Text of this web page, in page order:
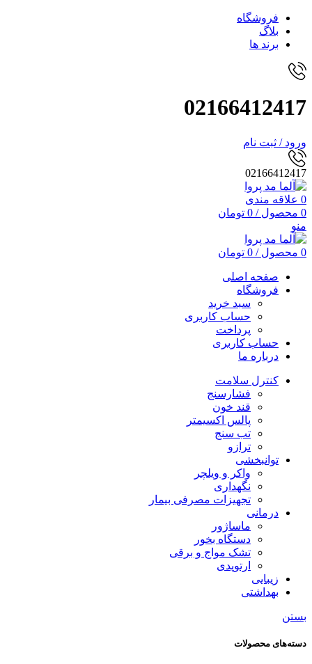
فروشگاه
بلاگ
برند ها
02166412417
ورود / ثبت نام
02166412417
0 علاقه مندی
0 محصول /
0 تومان
منو
0 محصول /
0 تومان
صفحه اصلی
فروشگاه
سبد خرید
حساب کاربری
پرداخت
حساب کاربری
درباره ما
کنترل سلامت
فشارسنج
قند خون
پالس اکسیمتر
تب سنج
ترازو
توانبخشی
واکر و ویلچر
نگهداری
تجهیزات مصرفی بیمار
درمانی
ماساژور
دستگاه بخور
تشک مواج و برقی
ارتوپدی
زیبایی
بهداشتی
بستن
دسته‌های محصولات